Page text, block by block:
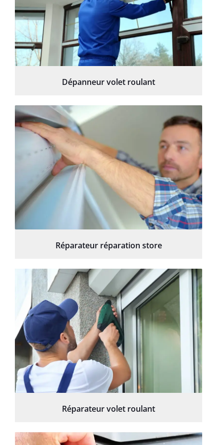
Dépanneur volet roulant
Réparateur réparation store
Réparateur volet roulant